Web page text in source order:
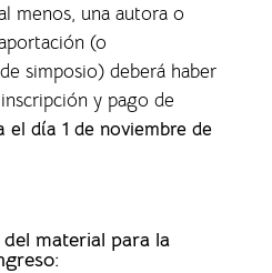
menos, una autora o
(o
simposio) deberá haber
y pago de
el día 1 de noviembre de
material para la